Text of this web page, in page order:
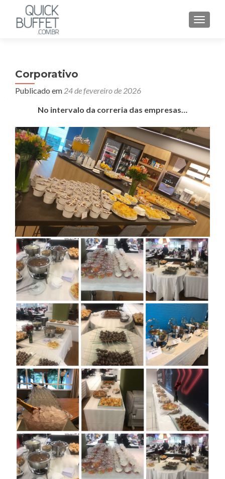
Corporativo
Publicado em 24 de fevereiro de 2026
No intervalo da correria das empresas…